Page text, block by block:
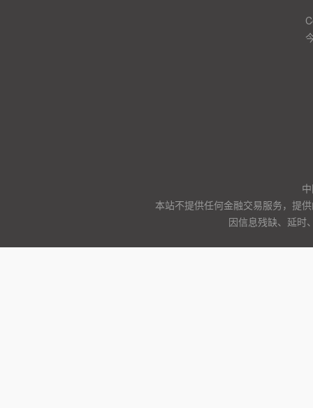
本站不提供任何金融交易服务，提
因信息残缺、延时